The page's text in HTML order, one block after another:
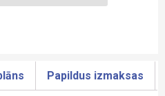
Papildus izmaksas